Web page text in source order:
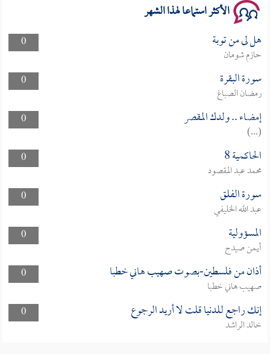
الأكثر استماعا لهذا الشهر
0 هل لى من توبة
حازم شومان
0
سورة البقرة
رمضان الصباغ
0
إمضاء .. ولدك المقصر
(...)
0
الحاكمية 8
محمد عبد المقصود
0
سورة الفلق
عبد الله الخليفي
0
المسؤولية
أيمن صيدح
0
أذان من فلسطين-بصوت صهيب هاني خطبا
صهيب هاني خطبا
0
إنك راجع للدنيا قلت لا أريد الرجوع
خالد الراشد